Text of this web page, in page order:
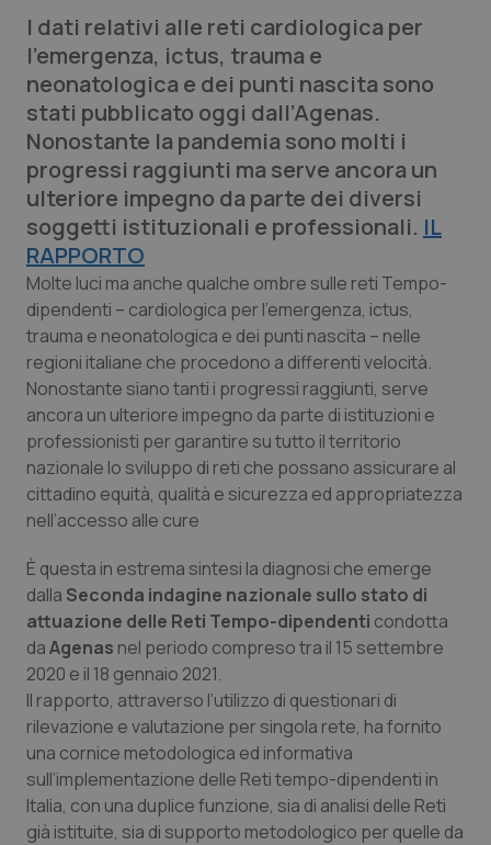
Lettere al direttore
Edizioni Regionali
QS Pro
Professionisti Sanitari.AI
Abruzzo
Basilicata
Calabria
Campania
Emilia-Romagna
Friuli Venezia Giulia
Lazio
Liguria
Lombardia
Marche
Molise
QS Pro Gold
Artrite & artrosi
Asma & BPCO
Car-T
Colesterolo & coronaropatie
Dermatite Atopica
Diabete & glucometri
Disturbi dell’umore
Dolore
Donna & Salute
Epatiti
QS Club Newsletter
I dati relativi alle reti cardiologica per
l’emergenza, ictus, trauma e
neonatologica e dei punti nascita sono
stati pubblicato oggi dall’Agenas.
Nonostante la pandemia sono molti i
progressi raggiunti ma serve ancora un
ulteriore impegno da parte dei diversi
soggetti istituzionali e professionali. IL
RAPPORTO
Molte luci ma anche qualche ombre sulle reti Tempo-
dipendenti – cardiologica per l’emergenza, ictus,
trauma e neonatologica e dei punti nascita – nelle
regioni italiane che procedono a differenti velocità.
Nonostante siano tanti i progressi raggiunti, serve
ancora un ulteriore impegno da parte di istituzioni e
professionisti per garantire su tutto il territorio
nazionale lo sviluppo di reti che possano assicurare al
cittadino equità, qualità e sicurezza ed appropriatezza
nell’accesso alle cure
È questa in estrema sintesi la diagnosi che emerge
dalla Seconda indagine nazionale sullo stato di
attuazione delle Reti Tempo-dipendenti condotta
daAgenas nel periodo compreso tra il 15 settembre
2020 e il 18 gennaio 2021.
Il rapporto, attraverso l’utilizzo di questionari di
rilevazione e valutazione per singola rete, ha fornito
una cornice metodologica ed informativa
sull’implementazione delle Reti tempo-dipendenti in
Italia, con una duplice funzione, sia di analisi delle Reti
già istituite, sia di supporto metodologico per quelle da